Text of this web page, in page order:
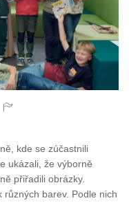
kde se zúčastnili
ukázali, že výborně
přiřadili obrázky.
barev. Podle nich